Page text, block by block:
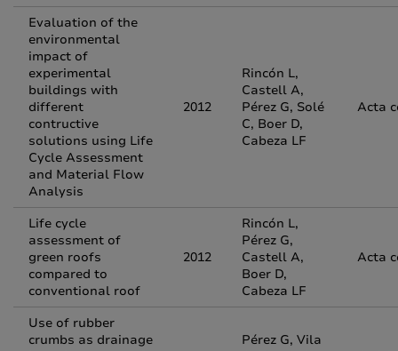
Evaluation of the
environmental
impact of
experimental
buildings with
different
contructive
solutions using Life
Cycle Assessment
and Material Flow
Analysis
2012
Rincón L,
Castell A,
Pérez G, Solé
C, Boer D,
Cabeza LF
Acta
Life cycle
assessment of
green roofs
compared to
conventional roof
2012
Rincón L,
Pérez G,
Castell A,
Boer D,
Cabeza LF
Acta
Use of rubber
crumbs as drainage
Pérez G, Vila